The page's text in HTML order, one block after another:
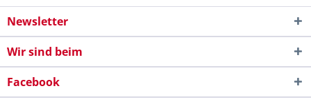
Newsletter
Wir sind beim
Facebook